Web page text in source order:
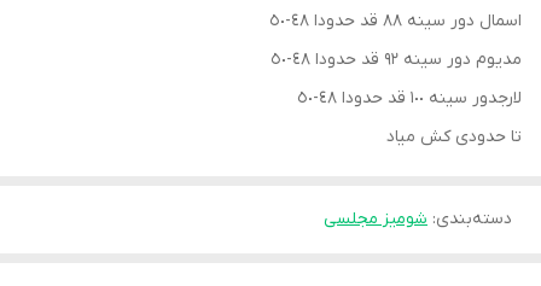
اسمال دور سينه ٨٨ قد حدودا ٤٨-٥٠
مديوم دور سينه ٩٢ قد حدودا ٤٨-٥٠
لارجدور سينه ١٠٠ قد حدودا ٤٨-٥٠
تا حدودى كش مياد
دسته‌بندی: شوميز مجلسى